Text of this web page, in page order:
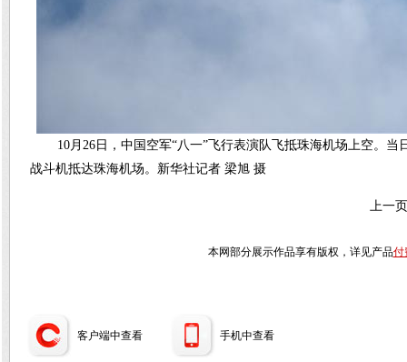
10月26日，中国空军“八一”飞行表演队飞抵珠海机场上空。
战斗机抵达珠海机场。新华社记者 梁旭 摄
上一页
本网部分展示作品享有版权，详见产品付
客户端中查看 手机中查看